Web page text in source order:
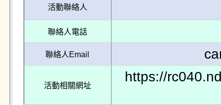
活動聯絡人
聯絡人電話
聯絡人Email
活動相關網址
https://